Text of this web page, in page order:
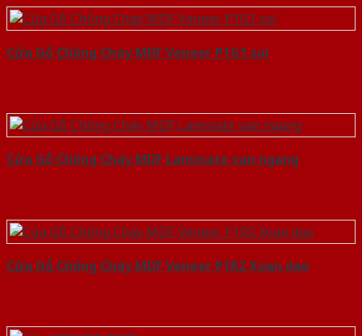
Cửa Gỗ Chống Cháy MDF Veneer P1G1 soi
Cửa Gỗ Chống Cháy MDF Laminate van ngang
Cửa Gỗ Chống Cháy MDF Veneer P1R2 Xoan dao